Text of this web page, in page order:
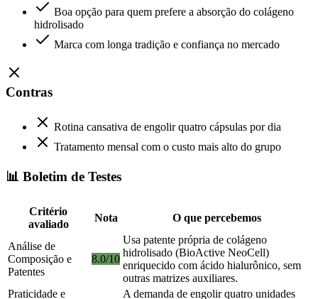
Boa opção para quem prefere a absorção do colágeno
hidrolisado
Marca com longa tradição e confiança no mercado
Contras
Rotina cansativa de engolir quatro cápsulas por dia
Tratamento mensal com o custo mais alto do grupo
📊 Boletim de Testes
Critério
avaliado
Nota O que percebemos
Análise de
Composição e
Patentes
8.0/10
Usa patente própria de colágeno
hidrolisado (BioActive NeoCell)
enriquecido com ácido hialurônico, sem
outras matrizes auxiliares.
Praticidade e
A demanda de engolir quatro unidades